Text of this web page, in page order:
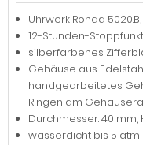
Uhrwerk Ronda
12-Stunden-
silberfarbenes
Gehäuse aus
handgearbeitetes
Ringen am
Durchmesser: 40 mm,
wasserdicht bis 5 atm